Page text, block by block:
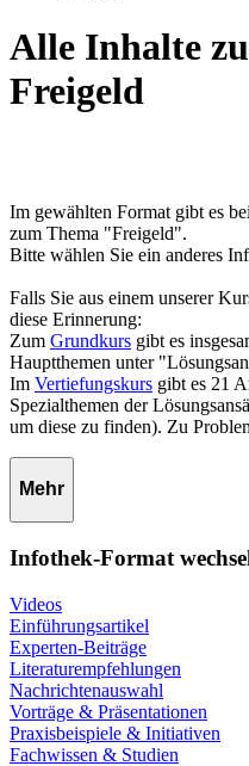
Alle Inhalte
Freigeld
Im gewählten Format gibt es
zum Thema "Freigeld".
Bitte wählen Sie ein anderes
Falls Sie aus einem unserer
diese Erinnerung:
Zum Grundkurs gibt es
Hauptthemen unter
Im Vertiefungskurs gibt es 21
Spezialthemen der
um diese zu finden). Zu
Mehr
Infothek-Format
Videos
Einführungsartikel
Experten-Beiträge
Literaturempfehlungen
Nachrichtenauswahl
Vorträge & Präsentationen
Praxisbeispiele & Initiativen
Fachwissen & Studien